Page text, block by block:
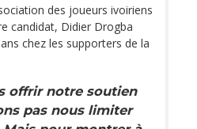
des joueurs ivoiriens
candidat, Didier Drogba
chez les supporters de la
offrir notre soutien
pas nous limiter